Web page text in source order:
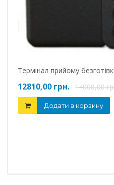
Термінал прийому
12810,00 грн. 14000,00
Додати в корзину